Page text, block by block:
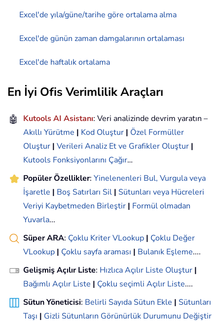
Excel'de yıla/güne/tarihe göre ortalama alma
Excel'de günün zaman damgalarının ortalaması
Excel'de haftalık ortalama
En İyi Ofis Verimlilik Araçları
🤖 Kutools AI Asistanı: Veri analizinde devrim yaratın –
Akıllı Yürütme | Kod Oluştur | Özel Formüller
Oluştur | Verileri Analiz Et ve Grafikler Oluştur |
Kutools Fonksiyonlarını Çağır…
Popüler Özellikler: Yinelenenleri Bul, Vurgula veya
İşaretle | Boş Satırları Sil | Sütunları veya Hücreleri
Veriyi Kaybetmeden Birleştir | Formül olmadan
Yuvarla...
Süper ARA: Çoklu Kriter VLookup | Çoklu Değer
VLookup | Çoklu sayfa araması | Bulanık Eşleme....
Gelişmiş Açılır Liste: Hızlıca Açılır Liste Oluştur |
Bağımlı Açılır Liste | Çoklu seçimli Açılır Liste....
Sütun Yöneticisi: Belirli Sayıda Sütun Ekle | Sütunları
Taşı | Gizli Sütunların Görünürlük Durumunu Değiştir